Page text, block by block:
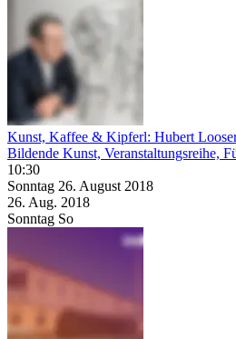
Kunst, Kaffee & Kipferl: Hubert
Bildende Kunst, Veranstaltungsreihe,
10:30
Sonntag 26. August 2018
26. Aug. 2018
Sonntag So